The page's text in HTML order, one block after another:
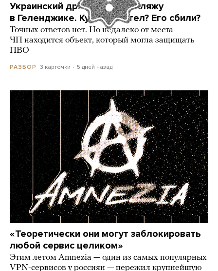
Украинский дрон попал по пляжу
в Геленджике. Куда он летел? Его сбили?
Точных ответов нет. Но недалеко от места
ЧП находится объект, который могла защищать
ПВО
РАЗБОР 3 карточки 5 дней назад
«Теоретически они могут заблокировать
любой сервис целиком»
Этим летом Amnezia — один из самых популярных
VPN-сервисов у россиян — пережил крупнейшую